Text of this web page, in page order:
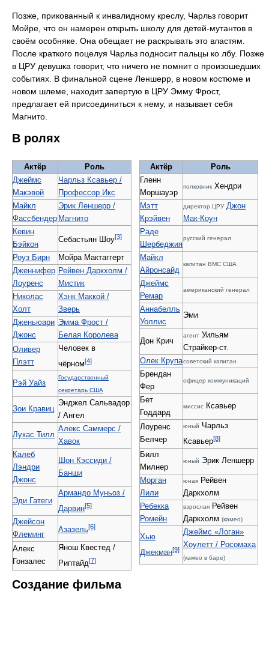
Позже, прикованный к инвалидному креслу, Чарльз говорит
Мойре, что он намерен открыть школу для детей-мутантов в
своём особняке. Она обещает не раскрывать это властям.
После краткого поцелуя Чарльз подносит пальцы ко лбу. Позже
в ЦРУ девушка говорит, что ничего не помнит о произошедших
событиях. В финальной сцене Леншерр, в новом костюме и
новом шлеме, находит запертую в ЦРУ Эмму Фрост,
предлагает ей присоединиться к нему, и называет себя
Магнито.
В ролях
Актёр
Роль
Джеймс
Макэвой
Чарльз Ксавьер /
Профессор Икс
Майкл
Фассбендер
Эрик Леншерр /
Магнито
Кевин
Бэйкон
Себастьян Шоу[3]
Роуз Бирн
Мойра Мактаггерт
Дженнифер
Лоуренс
Рейвен Даркхолм /
Мистик
Николас
Холт
Хэнк Маккой /
Зверь
Дженьюари
Джонс
Эмма Фрост /
Белая Королева
Оливер
Плэтт
Человек в
чёрном[4]
Рэй Уайз
Государственный
секретарь США
Зои Кравиц
Энджел Сальвадор
/ Ангел
Лукас Тилл
Алекс Саммерс /
Хавок
Калеб
Лэндри
Джонс
Шон Кэссиди /
Банши
Эди Гатеги
Армандо Муньоз /
Дарвин[5]
Джейсон
Флеминг
Азазель[6]
Алекс
Гонзалес
Янош Квестед /
Риптайд[7]
Актёр
Роль
Гленн
Моршауэр
полковникХендри
Мэтт
Крэйвен
директор ЦРУ Джон
Мак-Коун
Раде
Шербеджия
русский генерал
Майкл
Айронсайд
капитан ВМС США
Джеймс
Ремар
американский генерал
Аннабелль
Уоллис
Эми
Дон Крич
агент Уильям
Страйкер-ст.
Олек Крупасоветский капитан
Брендан
Фер
офицер коммуникаций
Бет
Годдард
миссис Ксавьер
Лоуренс
Белчер
юный Чарльз
Ксавьер[8]
Билл
Милнер
юный Эрик Леншерр
Морган
Лили
юная Рейвен
Даркхолм
Ребекка
Ромейн
взрослая Рейвен
Даркхолм (камео)
Хью
Джекман[9]
Джеймс «Логан»
Хоулетт / Росомаха
(камео в баре)
Создание фильма